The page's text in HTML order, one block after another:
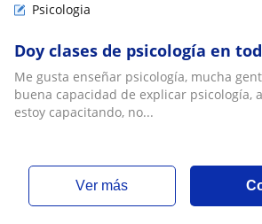
Psicologia
Doy clases de psicología en
Me gusta enseñar psicología, mucha
buena capacidad de explicar psicología,
estoy capacitando, no...
ver más